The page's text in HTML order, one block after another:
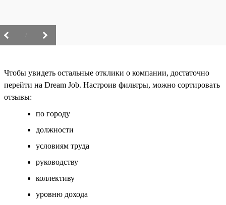
Чтобы увидеть остальные отклики о компании, достаточно
перейти на Dream Job. Настроив фильтры, можно сортировать
отзывы:
по городу
должности
условиям труда
руководству
коллективу
уровню дохода